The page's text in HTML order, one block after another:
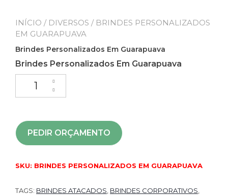
INÍCIO / DIVERSOS / BRINDES PERSONALIZADOS
EM GUARAPUAVA
Brindes Personalizados Em Guarapuava
Brindes Personalizados Em Guarapuava
PEDIR ORÇAMENTO
SKU: BRINDES PERSONALIZADOS EM GUARAPUAVA
TAGS: BRINDES ATACADOS BRINDES CORPORATIVOS